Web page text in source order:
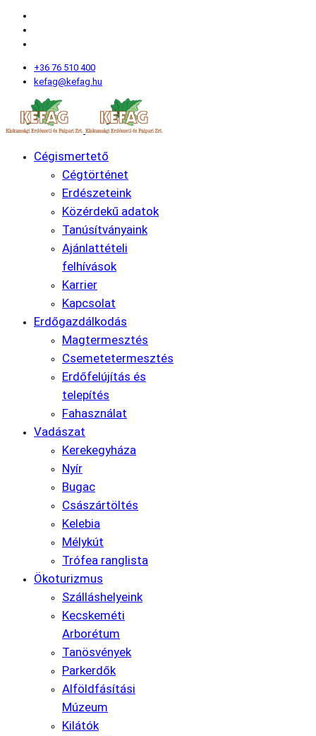
+36 76 510 400
kefag@kefag.hu
Cégismertető
Cégtörténet
Erdészeteink
Közérdekű adatok
Tanúsítványaink
Ajánlattételi
felhívások
Karrier
Kapcsolat
Erdőgazdálkodás
Magtermesztés
Csemetetermesztés
Erdőfelújítás és
telepítés
Fahasználat
Vadászat
Kerekegyháza
Nyír
Bugac
Császártöltés
Kelebia
Mélykút
Trófea ranglista
Ökoturizmus
Szálláshelyeink
Kecskeméti
Arborétum
Tanösvények
Parkerdők
Alföldfásítási
Múzeum
Kilátók